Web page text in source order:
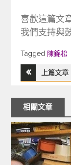
喜歡這篇文
我們支持與
Tagged
Tagged 陳錦松
文
章
導
覽
上篇文章
相關文章